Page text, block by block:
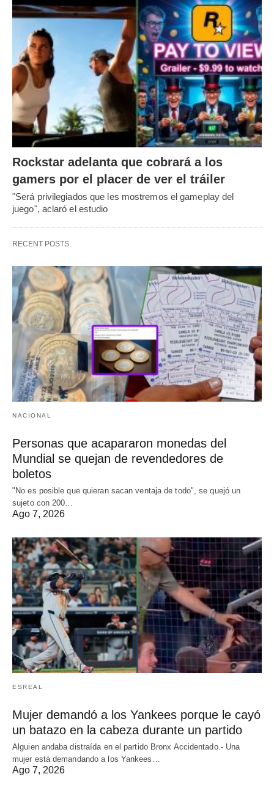
Rockstar adelanta que cobrará a los
gamers por el placer de ver el tráiler
"Será privilegiados que les mostremos el gameplay del
juego", aclaró el estudio
RECENT POSTS
NACIONAL
Personas que acapararon monedas del
Mundial se quejan de revendedores de
boletos
"No es posible que quieran sacan ventaja de todo", se quejó un
sujeto con 200…
Ago 7, 2026
ESREAL
Mujer demandó a los Yankees porque le cayó
un batazo en la cabeza durante un partido
Alguien andaba distraída en el partido Bronx Accidentado.- Una
mujer está demandando a los Yankees…
Ago 7, 2026